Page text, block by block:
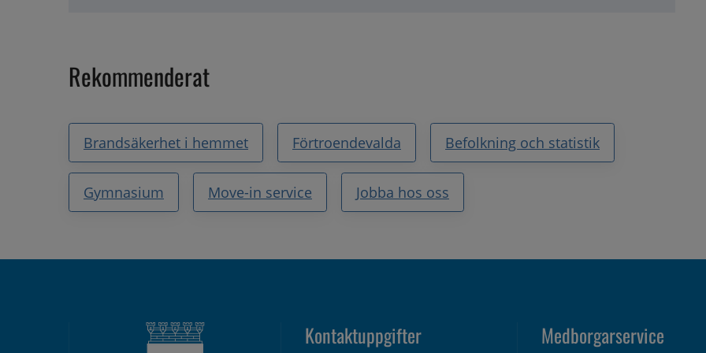
Rekommenderat
Brandsäkerhet i hemmet Förtroendevalda Befolkning och statistik
Gymnasium Move-in service Jobba hos oss
Kontaktuppgifter Medborgarservice